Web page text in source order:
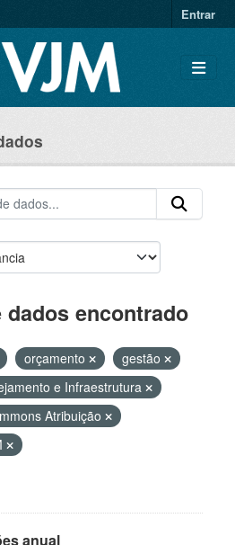
Entrar
encontrado
orçamento
gestão
e Infraestrutura
Atribuição
anual